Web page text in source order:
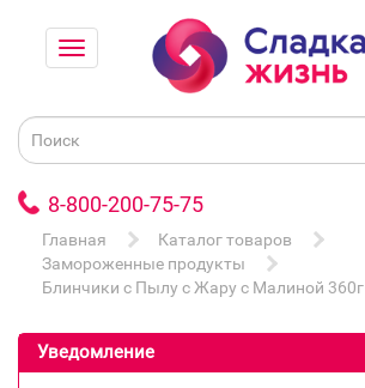
8-800-200-75-75
Главная
Каталог товаров
Замороженные продукты
Блинчики с Пылу с Жару с Малиной 360г
Уведомление